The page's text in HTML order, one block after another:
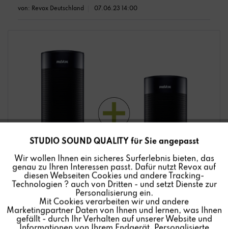
von: Revox Deutschland 07.06.23 14:00
Funktionale Aktiv
Marketing Inaktiv
Tracking Inaktiv
STUDIO SOUND QUALITY für Sie angepasst
Wir wollen Ihnen ein sicheres Surferlebnis bieten, das
genau zu Ihren Interessen passt. Dafür nutzt Revox auf
diesen Webseiten Cookies und andere Tracking-
Technologien ? auch von Dritten - und setzt Dienste zur
Personalisierung ein.
Mit Cookies verarbeiten wir und andere
Marketingpartner Daten von Ihnen und lernen, was Ihnen
gefällt - durch Ihr Verhalten auf unserer Website und